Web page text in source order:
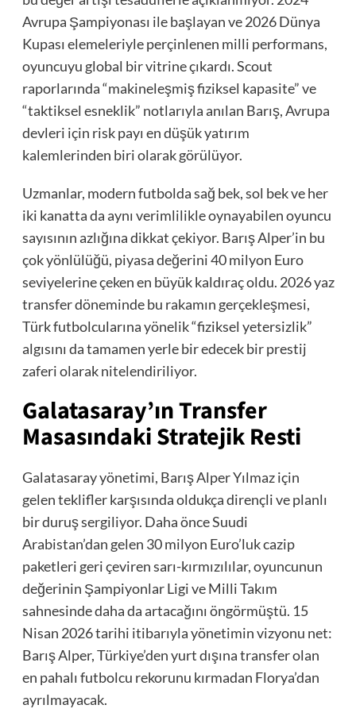
Avrupa Şampiyonası ile başlayan ve 2026 Dünya
Kupası elemeleriyle perçinlenen milli performans,
oyuncuyu global bir vitrine çıkardı. Scout
raporlarında “makineleşmiş fiziksel kapasite” ve
“taktiksel esneklik” notlarıyla anılan Barış, Avrupa
devleri için risk payı en düşük yatırım
kalemlerinden biri olarak görülüyor.
Uzmanlar, modern futbolda sağ bek, sol bek ve her
iki kanatta da aynı verimlilikle oynayabilen oyuncu
sayısının azlığına dikkat çekiyor. Barış Alper’in bu
çok yönlülüğü, piyasa değerini 40 milyon Euro
seviyelerine çeken en büyük kaldıraç oldu. 2026 yaz
transfer döneminde bu rakamın gerçekleşmesi,
Türk futbolcularına yönelik “fiziksel yetersizlik”
algısını da tamamen yerle bir edecek bir prestij
zaferi olarak nitelendiriliyor.
Galatasaray’ın Transfer
Masasındaki Stratejik Resti
Galatasaray yönetimi, Barış Alper Yılmaz için
gelen teklifler karşısında oldukça dirençli ve planlı
bir duruş sergiliyor. Daha önce Suudi
Arabistan’dan gelen 30 milyon Euro’luk cazip
paketleri geri çeviren sarı-kırmızılılar, oyuncunun
değerinin Şampiyonlar Ligi ve Milli Takım
sahnesinde daha da artacağını öngörmüştü. 15
Nisan 2026 tarihi itibarıyla yönetimin vizyonu net:
Barış Alper, Türkiye’den yurt dışına transfer olan
en pahalı futbolcu rekorunu kırmadan Florya’dan
ayrılmayacak.